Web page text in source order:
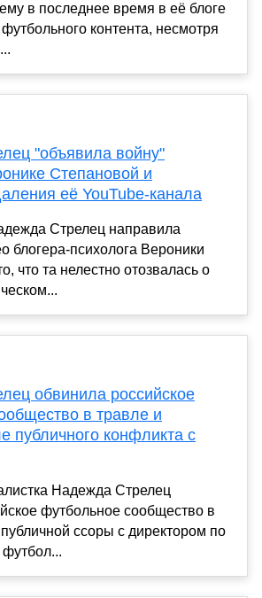
в последнее время в её блоге
контента, несмотря
"объявила войну"
Степановой и
её YouTube-канала
Стрелец направила
блогера-психолога Вероники
что та нелестно отозвалась о
обвинила российское
в травле и
публичного конфликта с
Надежда Стрелец
футбольное сообщество в
ссоры с директором по